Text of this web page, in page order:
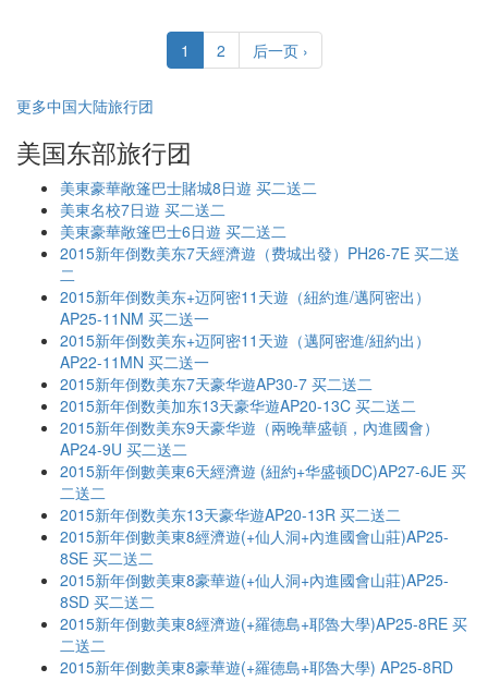
1 2 后一页 ›
更多中国大陆旅行团
美国东部旅行团
美東豪華敞篷巴士賭城8日遊 买二送二
美東名校7日遊 买二送二
美東豪華敞篷巴士6日遊 买二送二
2015新年倒数美东7天經濟遊（费城出發）PH26-7E 买二送
二
2015新年倒数美东+迈阿密11天遊（紐約進/邁阿密出）
AP25-11NM 买二送一
2015新年倒数美东+迈阿密11天遊（邁阿密進/紐約出）
AP22-11MN 买二送一
2015新年倒数美东7天豪华遊AP30-7 买二送二
2015新年倒数美加东13天豪华遊AP20-13C 买二送二
2015新年倒数美东9天豪华遊（兩晚華盛頓，內進國會）
AP24-9U 买二送二
2015新年倒數美東6天經濟遊 (紐約+华盛顿DC)AP27-6JE 买
二送二
2015新年倒数美东13天豪华遊AP20-13R 买二送二
2015新年倒數美東8經濟遊(+仙人洞+內進國會山莊)AP25-
8SE 买二送二
2015新年倒數美東8豪華遊(+仙人洞+內進國會山莊)AP25-
8SD 买二送二
2015新年倒數美東8經濟遊(+羅德島+耶魯大學)AP25-8RE 买
二送二
2015新年倒數美東8豪華遊(+羅德島+耶魯大學) AP25-8RD